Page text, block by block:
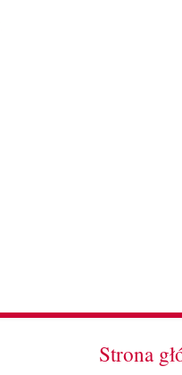
Strona